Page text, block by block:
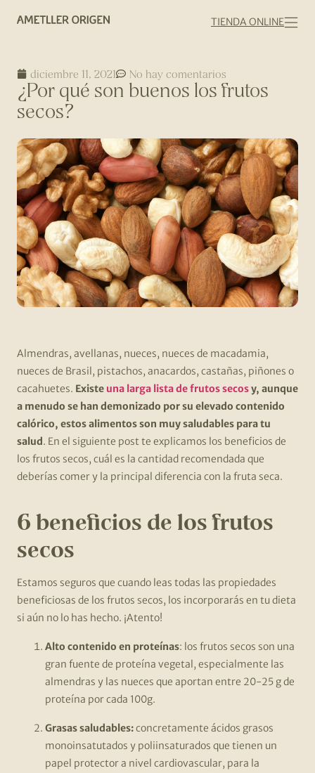
TIENDA ONLINE
diciembre 11, 2021 No hay comentarios
¿Por qué son buenos los frutos
secos?
Almendras, avellanas, nueces, nueces de macadamia,
nueces de Brasil, pistachos, anacardos, castañas, piñones o
cacahuetes. Existe una larga lista de frutos secosy, aunque
a menudo se han demonizado por su elevado contenido
calórico, estos alimentos son muy saludables para tu
salud. En el siguiente post te explicamos los beneficios de
los frutos secos, cuál es la cantidad recomendada que
deberías comer y la principal diferencia con la fruta seca.
6 beneficios de los frutos
secos
Estamos seguros que cuando leas todas las propiedades
beneficiosas de los frutos secos, los incorporarás en tu dieta
si aún no lo has hecho. ¡Atento!
Alto contenido en proteínas: los frutos secos son una
gran fuente de proteína vegetal, especialmente las
almendras y las nueces que aportan entre 20-25 g de
proteína por cada 100g.
Grasas saludables:concretamente ácidos grasos
monoinsatutados y poliinsaturados que tienen un
papel protector a nivel cardiovascular, para la